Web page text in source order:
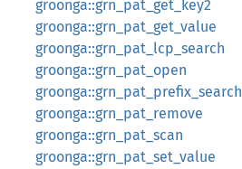
groonga::grn_pat_get_key2
groonga::grn_pat_get_value
groonga::grn_pat_lcp_search
groonga::grn_pat_open
groonga::grn_pat_prefix_search
groonga::grn_pat_remove
groonga::grn_pat_scan
groonga::grn_pat_set_value